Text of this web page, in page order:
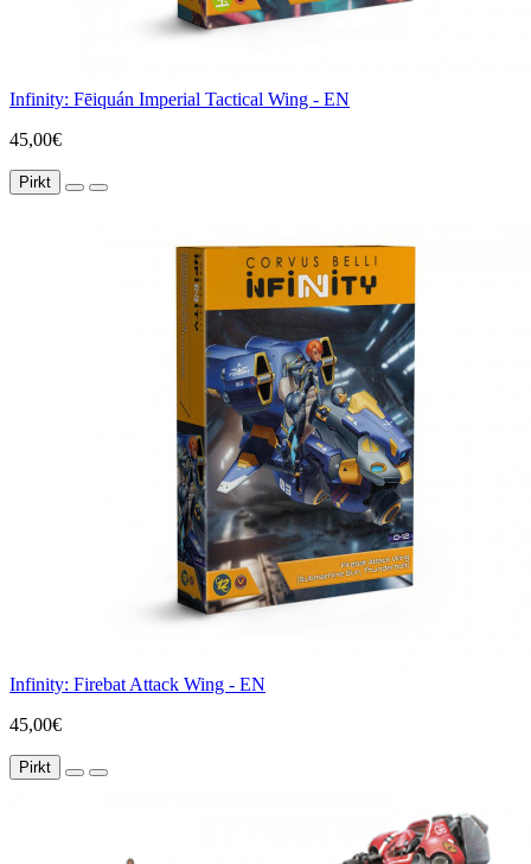
Infinity: Fēiquán Imperial Tactical Wing - EN
45,00€
Pirkt
Infinity: Firebat Attack Wing - EN
45,00€
Pirkt